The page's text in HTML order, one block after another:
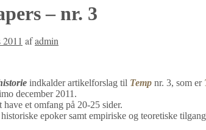
– nr. 3
2011 afadmin
indkalder artikelforslag til Temp nr. 3, som er
december 2011.
et omfang på 20-25 sider.
epoker samt empiriske og teoretiske